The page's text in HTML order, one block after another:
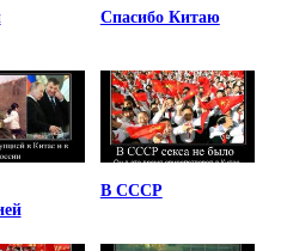
Спасибо Китаю
В СССР